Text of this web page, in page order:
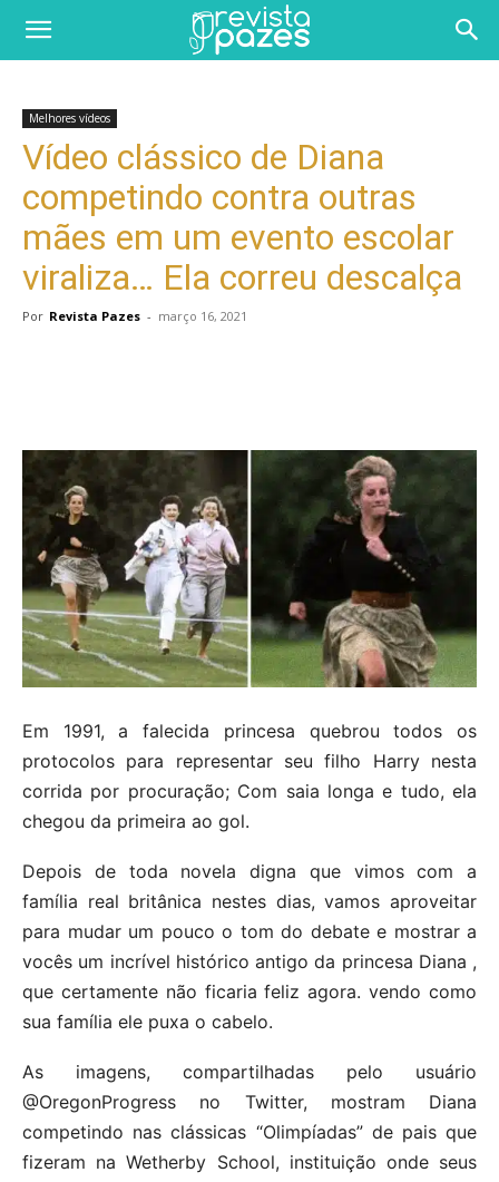
Melhores vídeos
Vídeo clássico de Diana
competindo contra outras
mães em um evento escolar
viraliza… Ela correu descalça
Por Revista Pazes - março 16, 2021
Em 1991, a falecida princesa quebrou todos os
protocolos para representar seu filho Harry nesta
corrida por procuração; Com saia longa e tudo, ela
chegou da primeira ao gol.
Depois de toda novela digna que vimos com a
família real britânica nestes dias, vamos aproveitar
para mudar um pouco o tom do debate e mostrar a
vocês um incrível histórico antigo da princesa Diana ,
que certamente não ficaria feliz agora. vendo como
sua família ele puxa o cabelo.
As imagens, compartilhadas pelo usuário
@OregonProgress no Twitter, mostram Diana
competindo nas clássicas “Olimpíadas” de pais que
fizeram na Wetherby School, instituição onde seus